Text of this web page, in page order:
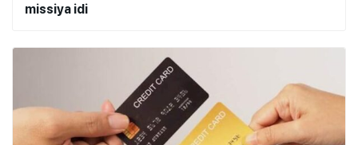
missiya idi